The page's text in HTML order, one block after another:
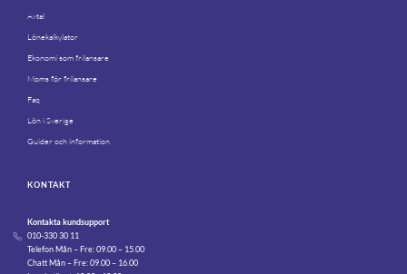
Avtal
Lönekalkylator
Ekonomi som frilansare
Moms för frilansare
Faq
Lön i Sverige
Guider och information
KONTAKT
Kontakta kundsupport
010-330 30 11
Telefon Mån – Fre: 09.00 – 15.00
Chatt Mån – Fre: 09.00 – 16.00